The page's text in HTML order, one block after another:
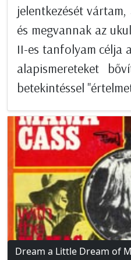
jelentkezését
és megvannak az
II-es tanfolyam célja
alapismereteket
betekintéssel
Dream a Little Dream of